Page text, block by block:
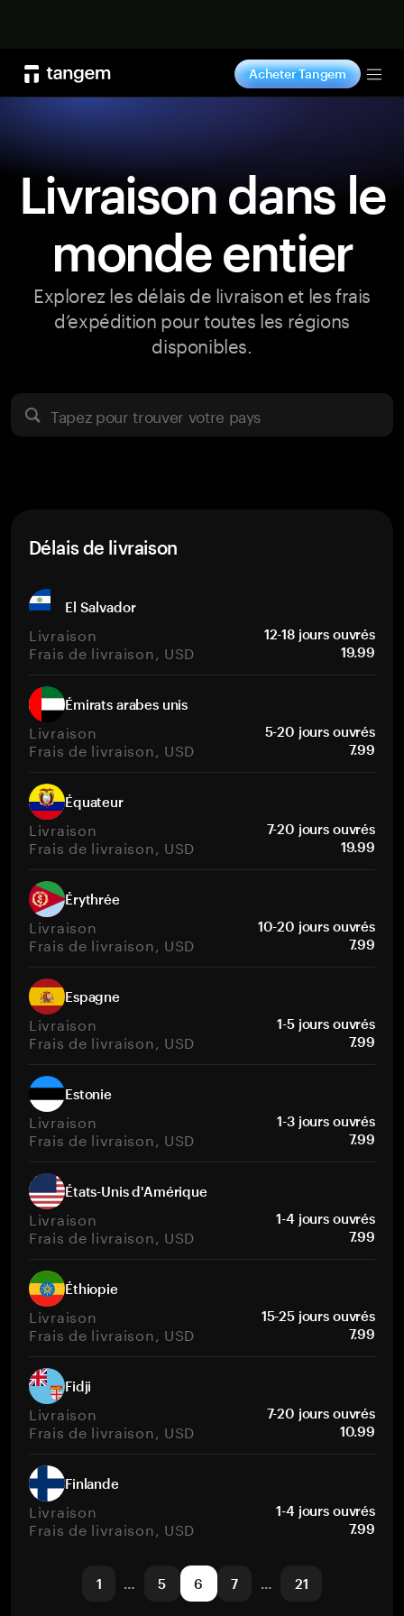
Acheter Tangem
Livraison dans le
monde entier
Explorez les délais de livraison et les frais
d’expédition pour toutes les régions
disponibles.
Tapez pour trouver votre pays
Délais de livraison
El Salvador
Livraison 12-18 jours ouvrés
Frais de livraison, USD 19.99
Émirats arabes unis
Livraison 5-20 jours ouvrés
Frais de livraison, USD 7.99
Équateur
Livraison 7-20 jours ouvrés
Frais de livraison, USD 19.99
Érythrée
Livraison 10-20 jours ouvrés
Frais de livraison, USD 7.99
Espagne
Livraison 1-5 jours ouvrés
Frais de livraison, USD 7.99
Estonie
Livraison 1-3 jours ouvrés
Frais de livraison, USD 7.99
États-Unis d'Amérique
Livraison 1-4 jours ouvrés
Frais de livraison, USD 7.99
Éthiopie
Livraison 15-25 jours ouvrés
Frais de livraison, USD 7.99
Fidji
Livraison 7-20 jours ouvrés
Frais de livraison, USD 10.99
Finlande
Livraison 1-4 jours ouvrés
Frais de livraison, USD 7.99
1 … 5 6 7 … 21